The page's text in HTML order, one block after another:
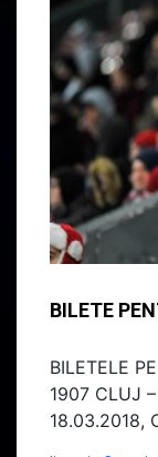
BILETE
BILETELE
1907 CLUJ
18.03.2018,